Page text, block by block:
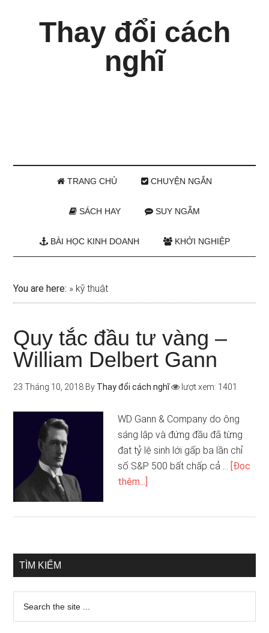
Thay đổi cách
nghĩ
TRANG CHỦ CHUYỆN NGẮN
SÁCH HAY SUY NGẪM
BÀI HỌC KINH DOANH KHỞI NGHIỆP
You are here: » kỹ thuật
Quy tắc đầu tư vàng –
William Delbert Gann
23 Tháng 10, 2018 By Thay đổi cách nghĩ lượt xem: 1401
WD Gann & Company do ông
sáng lập và đứng đầu đã từng
đạt tỷ lệ sinh lới gấp ba lần chỉ
số S&P 500 bất chấp cả … [Đọc
thêm...]
TÌM KIẾM